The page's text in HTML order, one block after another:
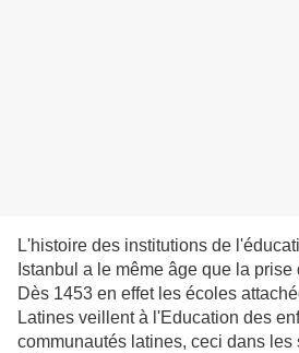
L'histoire des institutions de
Istanbul a le même âge que la
Dès 1453 en effet les écoles
Latines veillent à l'Education des
communautés latines, ceci dans